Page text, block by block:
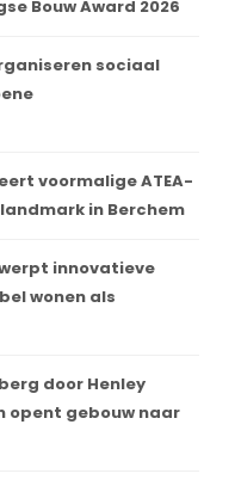
Bouw Award 2026
sociaal
voormalige ATEA-
in Berchem
innovatieve
wonen als
door Henley
opent gebouw naar